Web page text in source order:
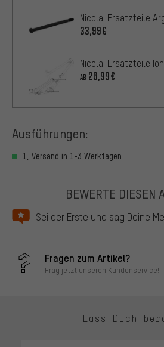
Nicolai Ersatzteile
33,99€
Nicolai Ersatzteile
AB 20,99€
Ausführungen:
1, Versand in 1-3 Werktagen
BEWERTE DIESEN
Sei der Erste und sag Deine
Fragen zum Artikel?
Frag jetzt unseren Kundenservice!
Lass Dich